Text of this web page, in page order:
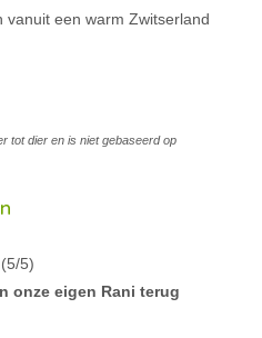
vanuit een warm Zwitserland
tot dier en is niet gebaseerd op
(5/5)
onze eigen Rani terug